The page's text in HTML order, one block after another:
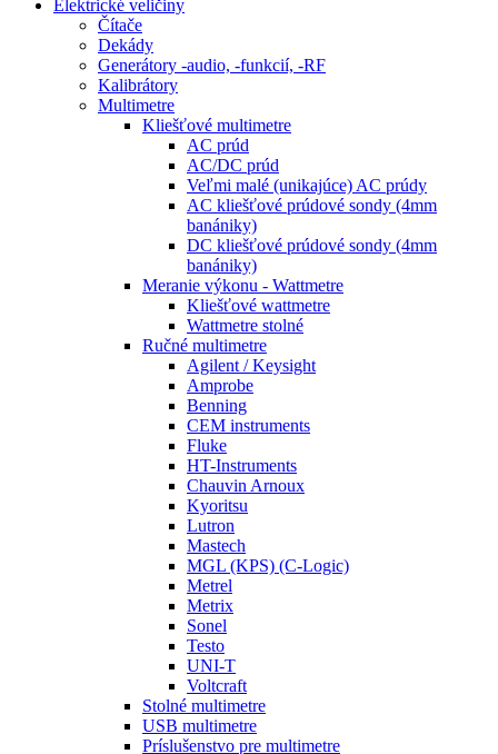
Elektrické veličiny
Čítače
Dekády
Generátory -audio, -funkcií, -RF
Kalibrátory
Multimetre
Kliešťové multimetre
AC prúd
AC/DC prúd
Veľmi malé (unikajúce) AC prúdy
AC kliešťové prúdové sondy (4mm
banániky)
DC kliešťové prúdové sondy (4mm
banániky)
Meranie výkonu - Wattmetre
Kliešťové wattmetre
Wattmetre stolné
Ručné multimetre
Agilent / Keysight
Amprobe
Benning
CEM instruments
Fluke
HT-Instruments
Chauvin Arnoux
Kyoritsu
Lutron
Mastech
MGL (KPS) (C-Logic)
Metrel
Metrix
Sonel
Testo
UNI-T
Voltcraft
Stolné multimetre
USB multimetre
Príslušenstvo pre multimetre